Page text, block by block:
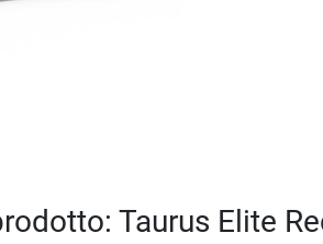
Taurus Elite